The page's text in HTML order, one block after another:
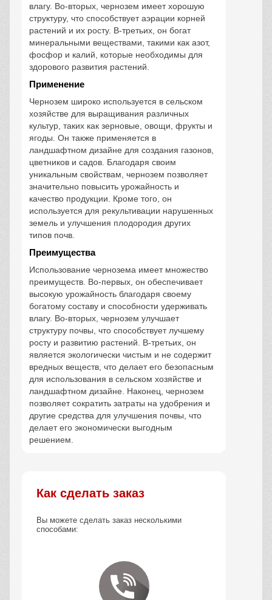
влагу. Во-вторых, чернозем имеет хорошую
структуру, что способствует аэрации корней
растений и их росту. В-третьих, он богат
минеральными веществами, такими как азот,
фосфор и калий, которые необходимы для
здорового развития растений.
Применение
Чернозем широко используется в сельском
хозяйстве для выращивания различных
культур, таких как зерновые, овощи, фрукты и
ягоды. Он также применяется в
ландшафтном дизайне для создания газонов,
цветников и садов. Благодаря своим
уникальным свойствам, чернозем позволяет
значительно повысить урожайность и
качество продукции. Кроме того, он
используется для рекультивации нарушенных
земель и улучшения плодородия других
типов почв.
Преимущества
Использование чернозема имеет множество
преимуществ. Во-первых, он обеспечивает
высокую урожайность благодаря своему
богатому составу и способности удерживать
влагу. Во-вторых, чернозем улучшает
структуру почвы, что способствует лучшему
росту и развитию растений. В-третьих, он
является экологически чистым и не содержит
вредных веществ, что делает его безопасным
для использования в сельском хозяйстве и
ландшафтном дизайне. Наконец, чернозем
позволяет сократить затраты на удобрения и
другие средства для улучшения почвы, что
делает его экономически выгодным
решением.
Как сделать заказ
Вы можете сделать заказ несколькими
способами: